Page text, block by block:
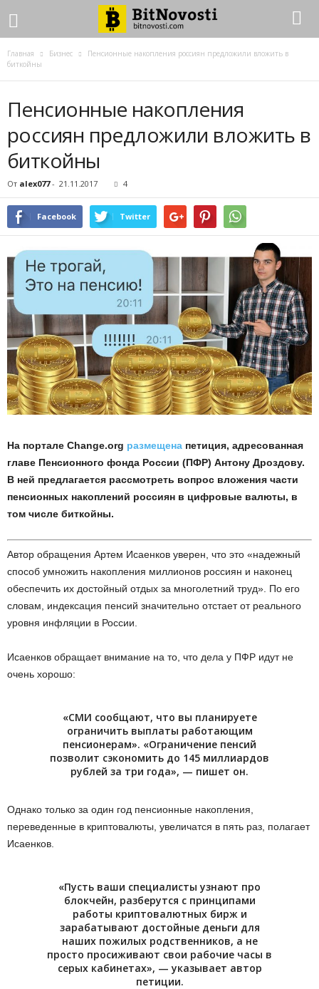
Главная Бизнес
Пенсионные накопления россиян предложили вложить в
биткойны
Пенсионные накопления
россиян предложили вложить в
биткойны
От alex077- 21.11.2017 4
Facebook Twitter
На портале Change.org размещена петиция, адресованная
главе Пенсионного фонда России (ПФР) Антону Дроздову.
В ней предлагается рассмотреть вопрос вложения части
пенсионных накоплений россиян в цифровые валюты, в
том числе биткойны.
Автор обращения Артем Исаенков уверен, что это «надежный
способ умножить накопления миллионов россиян и наконец
обеспечить их достойный отдых за многолетний труд». По его
словам, индексация пенсий значительно отстает от реального
уровня инфляции в России.
Исаенков обращает внимание на то, что дела у ПФР идут не
очень хорошо:
«СМИ сообщают, что вы планируете
ограничить выплаты работающим
пенсионерам». «Ограничение пенсий
позволит сэкономить до 145 миллиардов
рублей за три года», — пишет он.
Однако только за один год пенсионные накопления,
переведенные в криптовалюты, увеличатся в пять раз, полагает
Исаенков.
«Пусть ваши специалисты узнают про
блокчейн, разберутся с принципами
работы криптовалютных бирж и
зарабатывают достойные деньги для
наших пожилых родственников, а не
просто просиживают свои рабочие часы в
серых кабинетах», — указывает автор
петиции.